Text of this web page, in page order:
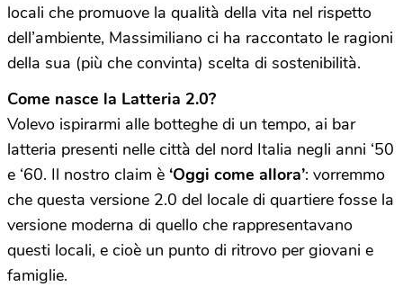
locali che promuove la qualità della vita nel rispetto
dell’ambiente, Massimiliano ci ha raccontato le ragioni
della sua (più che convinta) scelta di sostenibilità.
Come nasce la Latteria 2.0?
Volevo ispirarmi alle botteghe di un tempo, ai bar
latteria presenti nelle città del nord Italia negli anni ‘50
e ‘60. Il nostro claim è ‘Oggi come allora’: vorremmo
che questa versione 2.0 del locale di quartiere fosse la
versione moderna di quello che rappresentavano
questi locali, e cioè un punto di ritrovo per giovani e
famiglie.